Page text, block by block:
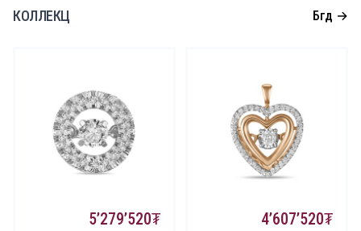
КОЛЛЕКЦ Бүгд →
5’279’520 4’607’520